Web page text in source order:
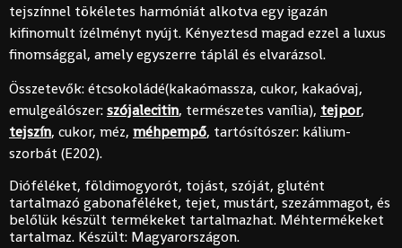
tejszínnel tökéletes harmóniát alkotva egy igazán
kifinomult ízélményt nyújt. Kényeztesd magad ezzel a luxus
finomsággal, amely egyszerre táplál és elvarázsol.
Összetevők: étcsokoládé(kakaómassza, cukor, kakaóvaj,
emulgeálószer:szójalecitin, természetes vanília), tejpor,
tejszín, cukor, méz, méhpempő, tartósítószer: kálium-
szorbát (E202).
Dióféléket, földimogyorót, tojást, szóját, glutént
tartalmazó gabonaféléket, tejet, mustárt, szezámmagot, és
belőlük készült termékeket tartalmazhat. Méhtermékeket
tartalmaz. Készült: Magyarországon.